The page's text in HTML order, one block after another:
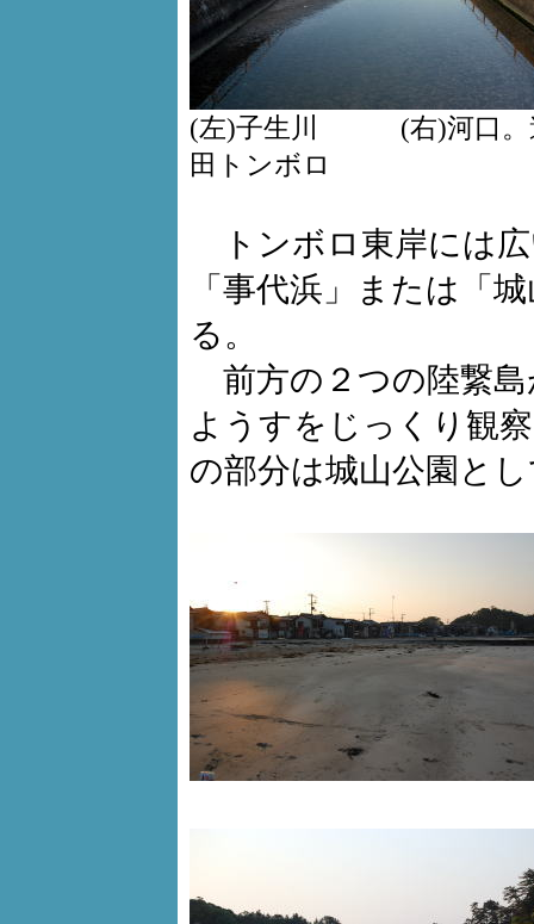
(左)子生川 (右)河口。遠
田トンボロ
トンボロ東岸には
「事代浜」または「
る。
前方の２つの陸繋島
ようすをじっくり観
の部分は城山公園と